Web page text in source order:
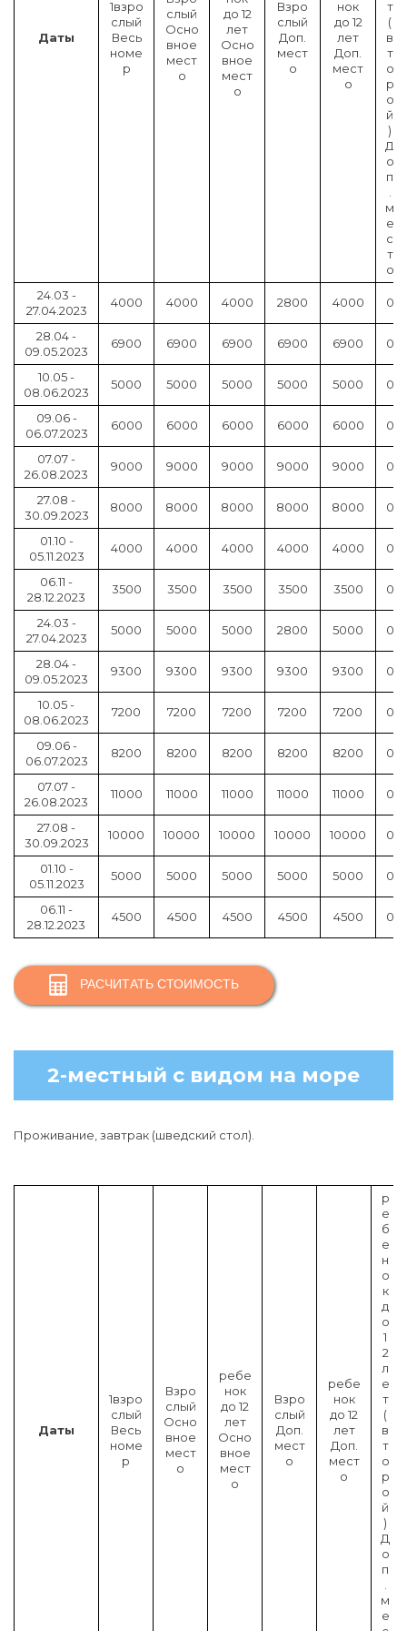
Даты
1взро
слый
Весь
номе
р
слый
Осно
вное
мест
о
до 12
лет
Осно
вное
мест
о
Взро
слый
Доп.
мест
о
нок
до 12
лет
Доп.
мест
о
т
(
в
т
о
р
о
й
)
Д
о
п
м
е
с
т
о
24.03 -
27.04.2023
4000 4000 4000 2800 4000 0
28.04 -
09.05.2023
6900 6900 6900 6900 6900 0
10.05 -
08.06.2023
5000 5000 5000 5000 5000 0
09.06 -
06.07.2023
6000 6000 6000 6000 6000 0
07.07 -
26.08.2023
9000 9000 9000 9000 9000 0
27.08 -
30.09.2023
8000 8000 8000 8000 8000 0
01.10 -
05.11.2023
4000 4000 4000 4000 4000 0
06.11 -
28.12.2023
3500 3500 3500 3500 3500 0
24.03 -
27.04.2023
5000 5000 5000 2800 5000 0
28.04 -
09.05.2023
9300 9300 9300 9300 9300 0
10.05 -
08.06.2023
7200 7200 7200 7200 7200 0
09.06 -
06.07.2023
8200 8200 8200 8200 8200 0
07.07 -
26.08.2023
11000 11000 11000 11000 11000 0
27.08 -
30.09.2023
10000 10000 10000 10000 10000 0
01.10 -
05.11.2023
5000 5000 5000 5000 5000 0
06.11 -
28.12.2023
4500 4500 4500 4500 4500 0
РАСЧИТАТЬ СТОИМОСТЬ
2-местный с видом на море
Проживание, завтрак (шведский стол).
Даты
1взро
слый
Весь
номе
р
Взро
слый
Осно
вное
мест
о
ребе
нок
до 12
лет
Осно
вное
мест
о
Взро
слый
Доп.
мест
о
ребе
нок
до 12
лет
Доп.
мест
о
р
е
б
е
н
о
к
д
о
1
2
л
е
т
(
в
т
о
р
о
й
)
Д
о
п
м
е